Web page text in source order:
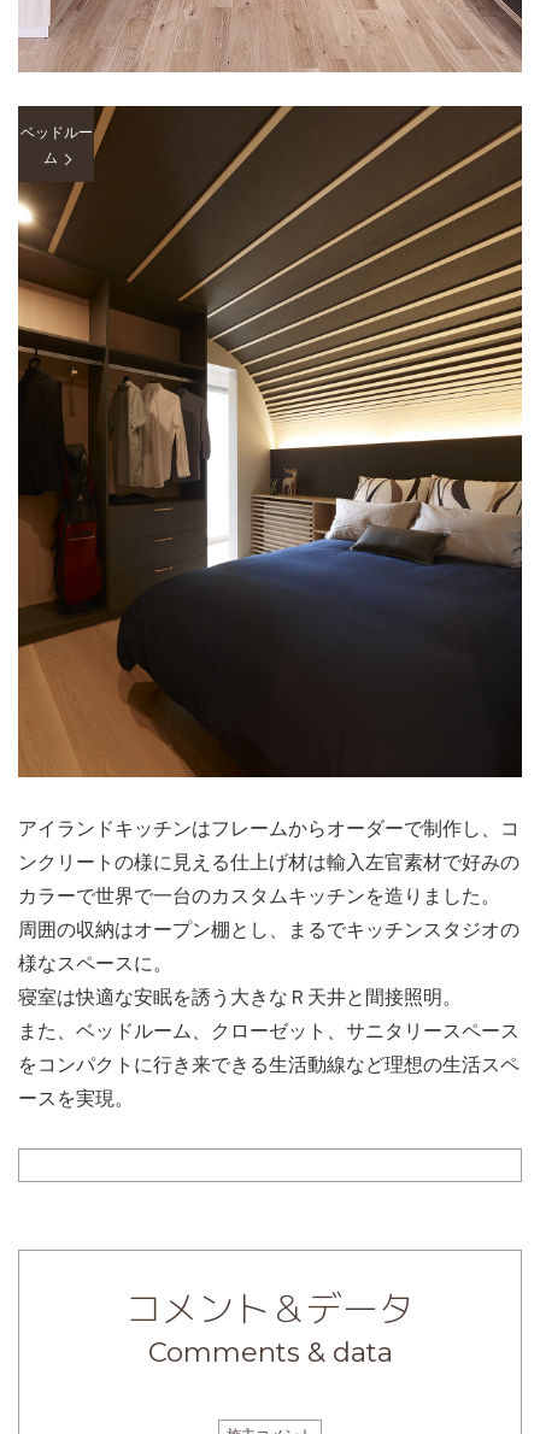
アイランドキッチンはフレームからオーダーで制作し、コ
ンクリートの様に見える仕上げ材は輸入左官素材で好みの
カラーで世界で一台のカスタムキッチンを造りました。
周囲の収納はオープン棚とし、まるでキッチンスタジオの
様なスペースに。
寝室は快適な安眠を誘う大きなＲ天井と間接照明。
また、ベッドルーム、クローゼット、サニタリースペース
をコンパクトに行き来できる生活動線など理想の生活スペ
ースを実現。
ベッドルー
ム
コメント＆データ
Comments & data